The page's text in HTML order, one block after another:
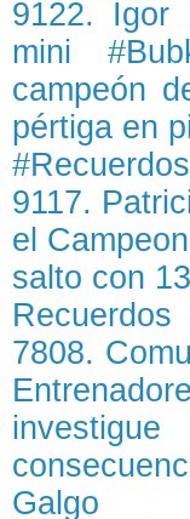
9122. Igor
mini
campeón
pértiga en
9117.
el
salto con
7808.
Galgo